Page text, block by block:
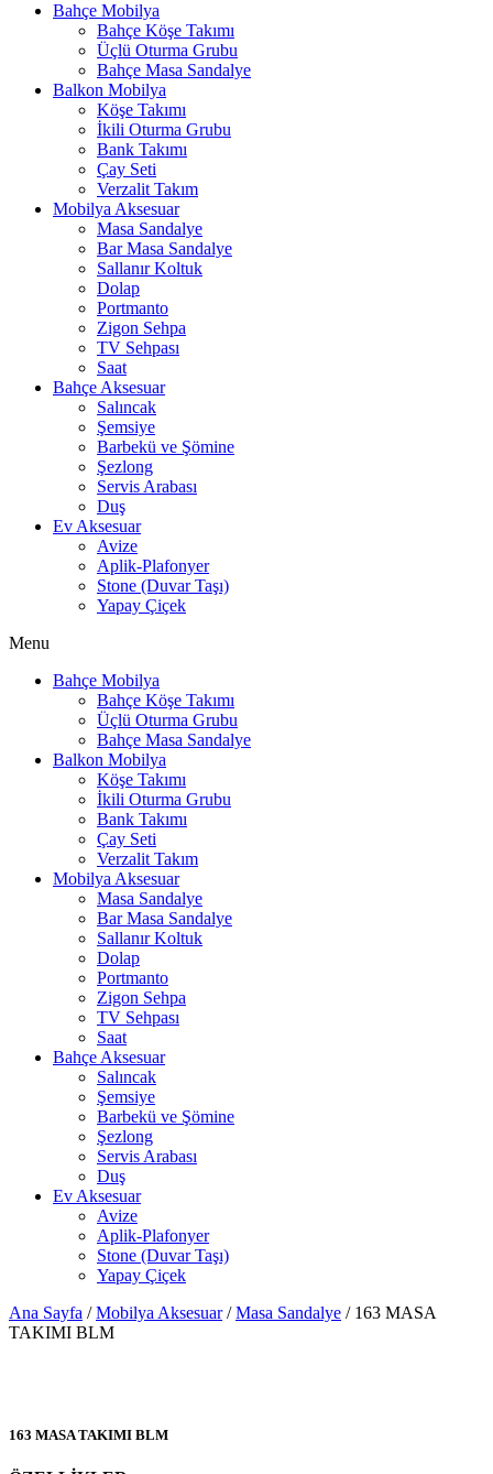
Bahçe Mobilya
Bahçe Köşe Takımı
Üçlü Oturma Grubu
Bahçe Masa Sandalye
Balkon Mobilya
Köşe Takımı
İkili Oturma Grubu
Bank Takımı
Çay Seti
Verzalit Takım
Mobilya Aksesuar
Masa Sandalye
Bar Masa Sandalye
Sallanır Koltuk
Dolap
Portmanto
Zigon Sehpa
TV Sehpası
Saat
Bahçe Aksesuar
Salıncak
Şemsiye
Barbekü ve Şömine
Şezlong
Servis Arabası
Duş
Ev Aksesuar
Avize
Aplik-Plafonyer
Stone (Duvar Taşı)
Yapay Çiçek
Menu
Bahçe Mobilya
Bahçe Köşe Takımı
Üçlü Oturma Grubu
Bahçe Masa Sandalye
Balkon Mobilya
Köşe Takımı
İkili Oturma Grubu
Bank Takımı
Çay Seti
Verzalit Takım
Mobilya Aksesuar
Masa Sandalye
Bar Masa Sandalye
Sallanır Koltuk
Dolap
Portmanto
Zigon Sehpa
TV Sehpası
Saat
Bahçe Aksesuar
Salıncak
Şemsiye
Barbekü ve Şömine
Şezlong
Servis Arabası
Duş
Ev Aksesuar
Avize
Aplik-Plafonyer
Stone (Duvar Taşı)
Yapay Çiçek
Ana Sayfa /Mobilya Aksesuar/Masa Sandalye / 163 MASA
TAKIMI BLM
163 MASA TAKIMI BLM